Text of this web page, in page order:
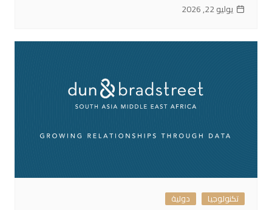
يوليو 22, 2026
تكنولوجيا دولية